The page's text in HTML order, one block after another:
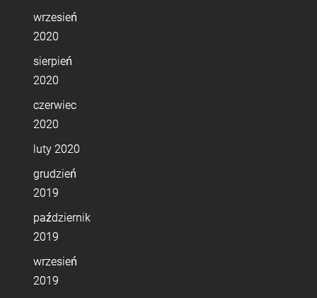
wrzesień
2020
sierpień
2020
czerwiec
2020
luty 2020
grudzień
2019
październik
2019
wrzesień
2019